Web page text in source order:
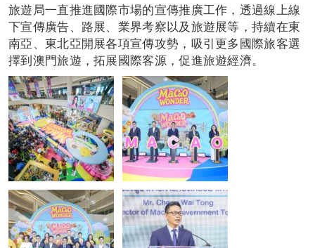
旅遊局一直推進國際市場的宣傳推廣工作，透過線上線
下宣傳廣告、路展、業界考察以及旅遊展等，持續在東
南亞、東北亞開展各項宣傳攻勢，吸引更多國際旅客選
擇到澳門旅遊，拓展國際客源，促進旅遊經濟。